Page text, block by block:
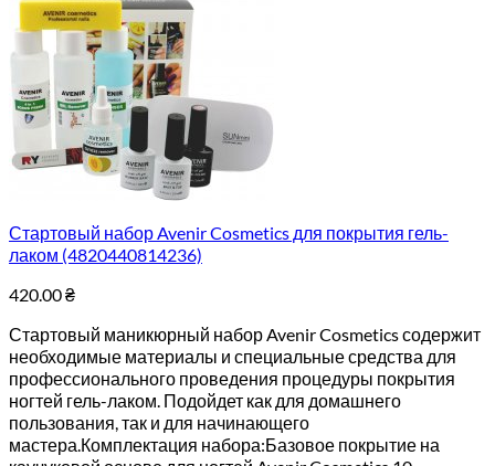
Стартовый набор Avenir Cosmetics для покрытия гель-
лаком (4820440814236)
420.00₴
Стартовый маникюрный набор Avenir Cosmetics содержит
необходимые материалы и специальные средства для
профессионального проведения процедуры покрытия
ногтей гель-лаком. Подойдет как для домашнего
пользования, так и для начинающего
мастера.Комплектация набора:Базовое покрытие на